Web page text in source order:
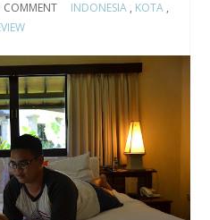
COMMENT INDONESIA , KOTA ,